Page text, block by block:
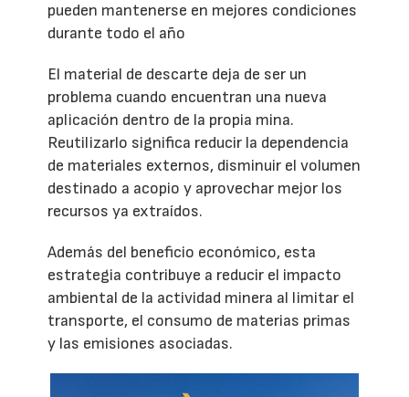
pueden mantenerse en mejores condiciones
durante todo el año
El material de descarte deja de ser un
problema cuando encuentran una nueva
aplicación dentro de la propia mina.
Reutilizarlo significa reducir la dependencia
de materiales externos, disminuir el volumen
destinado a acopio y aprovechar mejor los
recursos ya extraídos.
Además del beneficio económico, esta
estrategia contribuye a reducir el impacto
ambiental de la actividad minera al limitar el
transporte, el consumo de materias primas
y las emisiones asociadas.